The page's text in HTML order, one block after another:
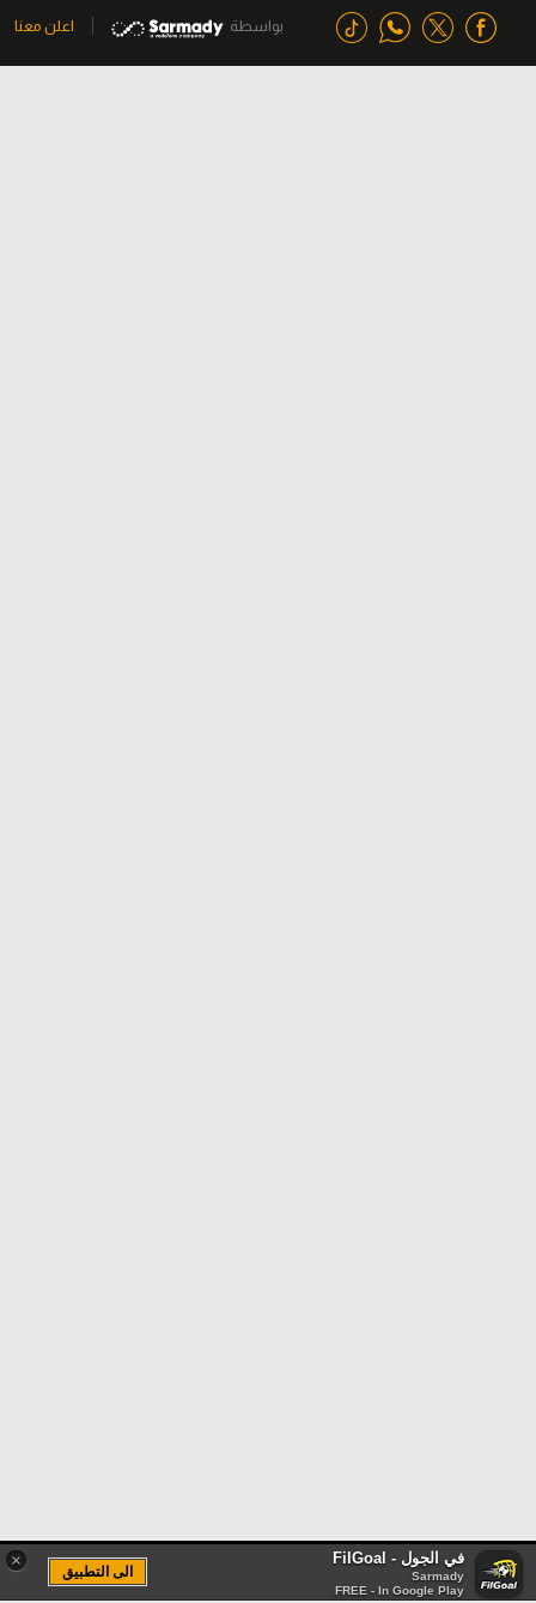
بواسطة اعلن معنا
× في الجول - FilGoal
Sarmady
FREE - In Google Play
الى التطبيق